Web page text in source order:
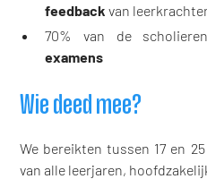
feedback van
70% van de
examens
Wie deed mee?
We bereikten tussen 17 en
van alle leerjaren,